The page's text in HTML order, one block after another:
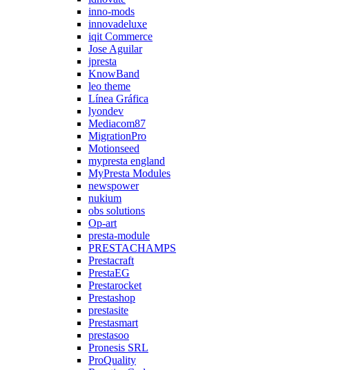
inno-mods
innovadeluxe
iqit Commerce
Jose Aguilar
jpresta
KnowBand
leo theme
Línea Gráfica
lyondev
Mediacom87
MigrationPro
Motionseed
mypresta england
MyPresta Modules
newspower
nukium
obs solutions
Op-art
presta-module
PRESTACHAMPS
Prestacraft
PrestaEG
Prestarocket
Prestashop
prestasite
Prestasmart
prestasoo
Pronesis SRL
ProQuality